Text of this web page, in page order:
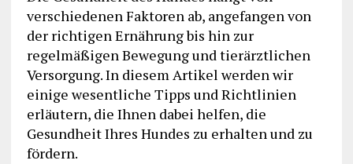
verschiedenen Faktoren ab, angefangen von
der richtigen Ernährung bis hin zur
regelmäßigen Bewegung und tierärztlichen
Versorgung. In diesem Artikel werden wir
einige wesentliche Tipps und Richtlinien
erläutern, die Ihnen dabei helfen, die
Gesundheit Ihres Hundes zu erhalten und zu
fördern.